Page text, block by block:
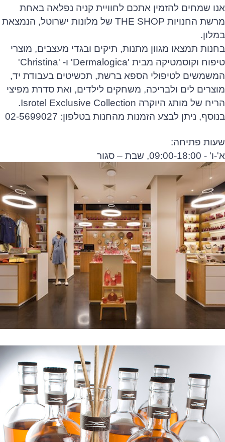
אנו שמחים להזמין אתכם לחוויית קניה נפלאה באחת
מרשת החנויות THE SHOP של מלונות ישרוטל, הנמצאת
במלון.
בחנות תמצאו מגוון מתנות, תיקים ובגדי מעצבים, מוצרי
טיפוח וקוסמטיקה מבית 'Dermalogica' ו- 'Christina'
המשמשים לטיפולי הספא ברשת, תכשיטים בעבודת יד,
מוצרים לים ולבריכה, משחקים לילדים, ואת סדרת מפיצי
הריח של מותג היוקרה Isrotel Exclusive Collection.
בנוסף, ניתן לבצע הזמנות מהחנות בטלפון: 02-5699027
שעות פתיחה:
א'-ו' - 09:00-18:00, שבת – סגור